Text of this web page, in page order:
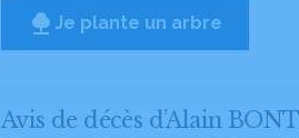
Je plante un arbre
Avis de décès d’Alain